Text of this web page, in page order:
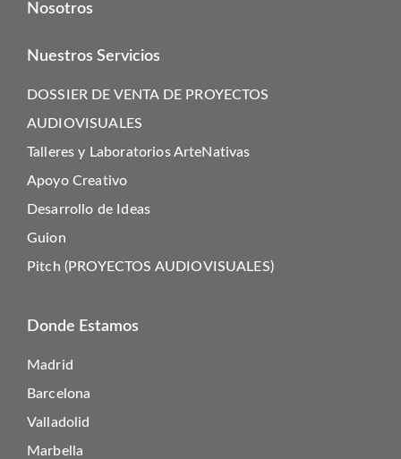
Nosotros
Nuestros Servicios
DOSSIER DE VENTA DE PROYECTOS
AUDIOVISUALES
Talleres y Laboratorios ArteNativas
Apoyo Creativo
Desarrollo de Ideas
Guion
Pitch (PROYECTOS AUDIOVISUALES)
Donde Estamos
Madrid
Barcelona
Valladolid
Marbella